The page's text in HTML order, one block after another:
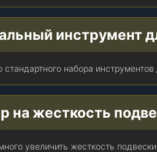
инструмент
набора
на жесткость
увеличить жесткость